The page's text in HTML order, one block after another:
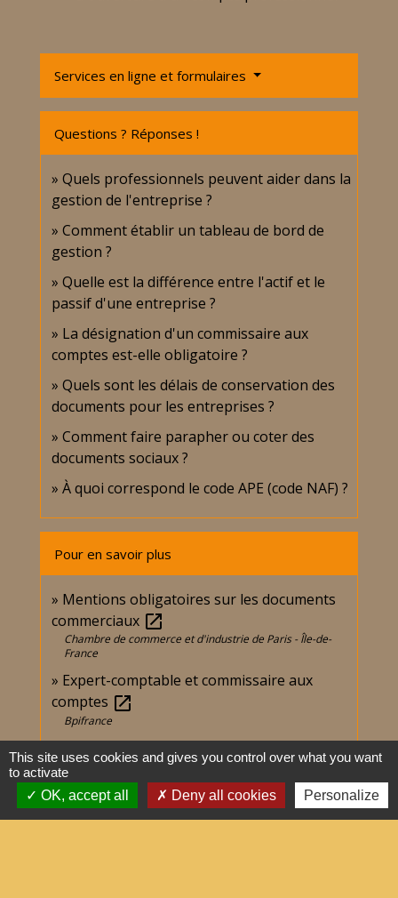
Services en ligne et formulaires
Questions ? Réponses !
Quels professionnels peuvent aider dans la
gestion de l'entreprise ?
Comment établir un tableau de bord de
gestion ?
Quelle est la différence entre l'actif et le
passif d'une entreprise ?
La désignation d'un commissaire aux
comptes est-elle obligatoire ?
Quels sont les délais de conservation des
documents pour les entreprises ?
Comment faire parapher ou coter des
documents sociaux ?
À quoi correspond le code APE (code NAF) ?
Pour en savoir plus
Mentions obligatoires sur les documents
commerciaux open_in_new
Chambre de commerce et d'industrie de Paris - Île-de-
France
Expert-comptable et commissaire aux
comptes open_in_new
Bpifrance
This site uses cookies and gives you control over what you want
to activate
OK, accept all
Deny all cookies Personalize